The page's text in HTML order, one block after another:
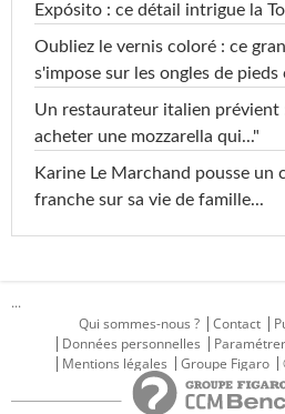
Expósito : ce détail intrigue la
Oubliez le vernis coloré : ce
s'impose sur les ongles de pieds
Un restaurateur italien prévient
acheter une mozzarella qui..."
Karine Le Marchand pousse un
franche sur sa vie de famille...
...
Qui sommes-nous ?
Contact
Données personnelles
Mentions légales
Groupe Figaro